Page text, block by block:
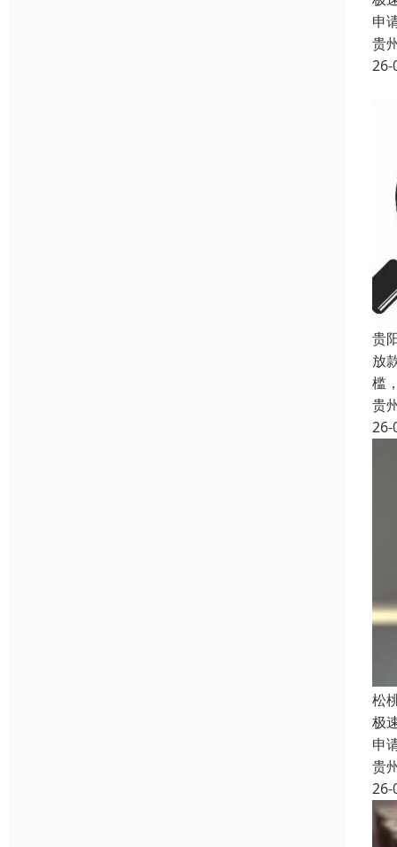
申
贵
26-
贵
放
槛
贵
26-
松
极
申
贵
26-